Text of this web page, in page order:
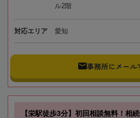
ル2階
対応エリア 愛知
事務所にメール
【栄駅徒歩3分】初回相談無料！相